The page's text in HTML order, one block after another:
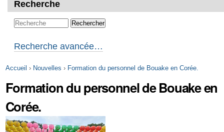
navigation
Recherche
Recherche avancée…
Accueil › Nouvelles › Formation du personnel de Bouake en Corée.
Formation du personnel de Bouake en
Corée.